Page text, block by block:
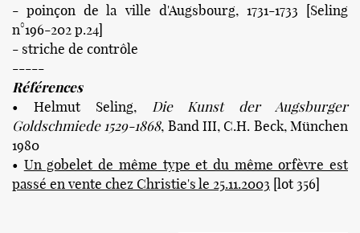
- poinçon de la ville d'Augsbourg, 1731-1733 [Seling
n°196-202 p.24]
- striche de contrôle
-----
Références
• Helmut Seling,
Die Kunst der Augsburger
Goldschmiede 1529-1868, Band III, C.H. Beck, München
1980
• Un gobelet de même type et du même orfèvre est
passé en vente chez Christie's le 25.11.2003 [lot 356]